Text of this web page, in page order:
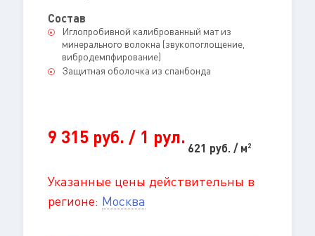
Состав
Иглопробивной калиброванный мат из
минерального волокна (звукопоглощение,
вибродемпфирование)
Защитная оболочка из спанбонда
9 315 руб. / 1 рул.
621 руб. / м2
Указанные цены действительны в
регионе: Москва